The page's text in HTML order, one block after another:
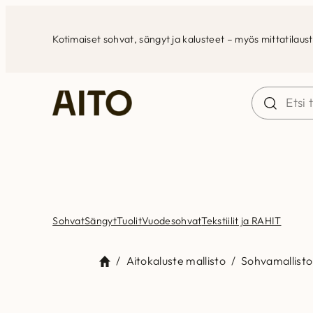
Kotimaiset sohvat, sängyt ja kalusteet – myös
SohvatSängytTuolitVuodesohvatTekstiilit ja RAHIT
/ Aitokaluste mallisto / Sohvamallisto